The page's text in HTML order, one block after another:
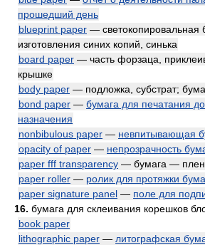
прошедший день
blueprint paper — светокопировальная
изготовления синих копий, синька
board paper — часть форзаца,
крышке
body paper — подложка, субстрат;
bond paper — бумага для печатания
назначения
nonbibulous paper — невпитывающая
opacity of paper — непрозрачность
paper fff transparency — бумага —
paper roller — ролик для протяжки
paper signature panel — поле для
16. бумага для склеивания корешков
book paper
lithographic paper — литографская